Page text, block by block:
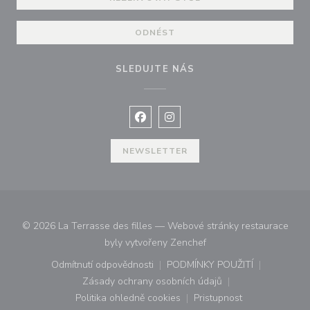
ODNÉST
SLEDUJTE NÁS
Facebook ((otevře se v novém
Instagram ((otevře se v
NEWSLETTER
© 2026 La Terrasse des filles — Webové stránky restaurace
byly vytvořeny Zenchef((otevře se v novém
Odmítnutí odpovědnosti
((otevře se v novém okně))
PODMÍNKY POUŽITÍ
((otevře se v novém
Zásady ochrany osobních údajů
((otevře se v novém okně))
Politika ohledně cookies
((otevře se v novém okně))
Pristupnost
((otevře se v novém